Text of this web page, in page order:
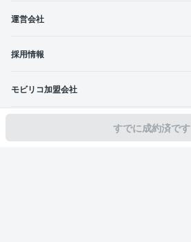
すでに成約済です
運営会社
採用情報
モビリコ加盟会社